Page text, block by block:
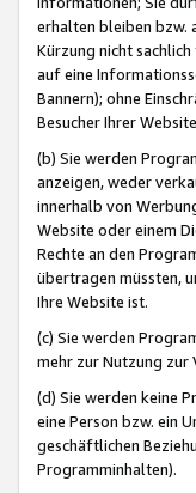
erhalten bleiben bzw.
Kürzung nicht
auf eine
Bannern); ohne
Besucher Ihrer
(b) Sie werden
anzeigen, weder
innerhalb von
Website oder einem
Rechte an den
übertragen müssten,
Ihre Website ist.
(c) Sie werden
mehr zur Nutzung zur
(d) Sie werden keine
eine Person bzw. ein
geschäftlichen
Programminhalten).